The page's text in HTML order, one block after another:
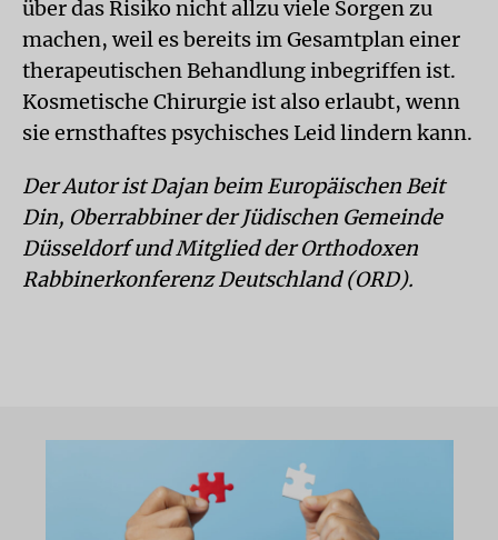
über das Risiko nicht allzu viele Sorgen zu
machen, weil es bereits im Gesamtplan einer
therapeutischen Behandlung inbegriffen ist.
Kosmetische Chirurgie ist also erlaubt, wenn
sie ernsthaftes psychisches Leid lindern kann.
Der Autor ist Dajan beim Europäischen Beit
Din, Oberrabbiner der Jüdischen Gemeinde
Düsseldorf und Mitglied der Orthodoxen
Rabbinerkonferenz Deutschland (ORD).